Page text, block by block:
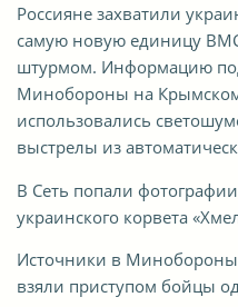
Россияне захватили
самую новую единицу
штурмом. Информацию
Минобороны на
использовались
выстрелы из
В Сеть попали
украинского корвета
Источники в Минобороны
взяли приступом бойцы